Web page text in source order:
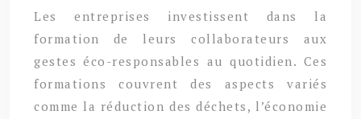
Les entreprises investissent dans la
formation de leurs collaborateurs aux
gestes éco-responsables au quotidien. Ces
formations couvrent des aspects variés
comme la réduction des déchets, l’économie